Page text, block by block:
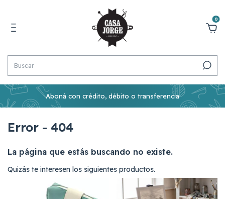
0
Aboná con crédito, débito o transferencia
Error - 404
La página que estás buscando no existe.
Quizás te interesen los siguientes productos.